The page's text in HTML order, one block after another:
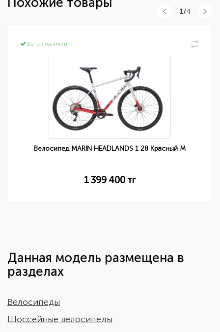
Есть в наличии
Велосипед MARIN HEADLANDS 1 28 Красный М
1 399 400тг
1/4
Данная модель размещена в
разделах
Велосипеды
Шоссейные велосипеды